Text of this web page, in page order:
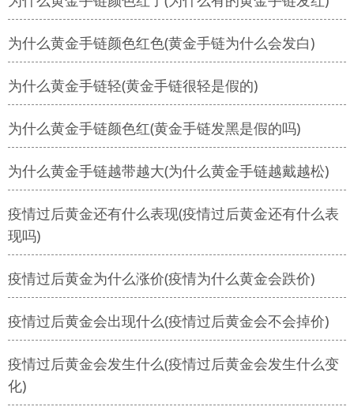
为什么黄金手链颜色红色(黄金手链为什么会发白)
为什么黄金手链轻(黄金手链很轻是假的)
为什么黄金手链颜色红(黄金手链发黑是假的吗)
为什么黄金手链越带越大(为什么黄金手链越戴越松)
疫情过后黄金还有什么表现(疫情过后黄金还有什么表
现吗)
疫情过后黄金为什么涨价(疫情为什么黄金会跌价)
疫情过后黄金会出现什么(疫情过后黄金会不会掉价)
疫情过后黄金会发生什么(疫情过后黄金会发生什么变
化)